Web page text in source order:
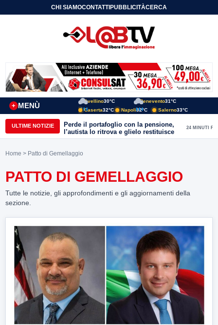
CHI SIAMOCONTATTIPUBBLICITÀCERCA
MENÙ
+
Avellino30°C Benevento31°C
Caserta32°C Napoli32°C Salerno33°C
ULTIME NOTIZIE
Perde il portafoglio con la pensione,
l’autista lo ritrova e glielo restituisce
24 MINUTI FA
Home > Patto di Gemellaggio
PATTO DI GEMELLAGGIO
Tutte le notizie, gli approfondimenti e gli aggiornamenti della
sezione.